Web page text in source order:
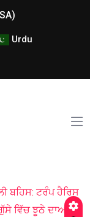
Urdu
ਬਹਿਸ: ਟਰੰਪ ਹੈਰਿਸ
ਵਿੱਚ ਝੂਠੇ ਦਾਅਵੇ